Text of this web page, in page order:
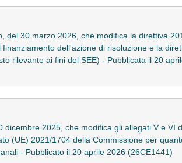
del 30 marzo 2026, che modifica la direttiva
dell'azione di risoluzione e la
rilevante ai fini del SEE) - Pubblicata il 20
2025, che modifica gli allegati V e VI
(UE) 2021/1704 della Commissione per
- Pubblicato il 20 aprile 2026 (26CE1441)